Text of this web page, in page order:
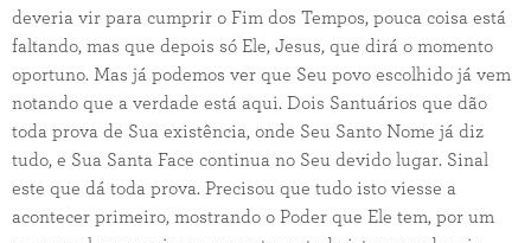
deveria vir para cumprir o Fim dos Tempos, pouca coisa está
faltando, mas que depois só Ele, Jesus, que dirá o momento
oportuno. Mas já podemos ver que Seu povo escolhido já vem
notando que a verdade está aqui. Dois Santuários que dão
toda prova de Sua existência, onde Seu Santo Nome já diz
tudo, e Sua Santa Face continua no Seu devido lugar. Sinal
este que dá toda prova. Precisou que tudo isto viesse a
acontecer primeiro, mostrando o Poder que Ele tem, por um